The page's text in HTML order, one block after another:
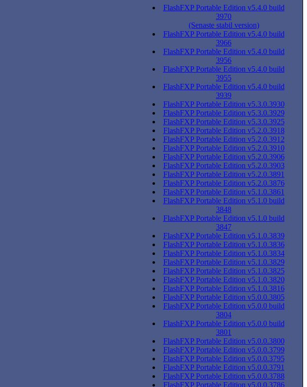
FlashFXP Portable Edition v5.4.0 build
3970
(Senaste stabil version)
FlashFXP Portable Edition v5.4.0 build
3966
FlashFXP Portable Edition v5.4.0 build
3956
FlashFXP Portable Edition v5.4.0 build
3955
FlashFXP Portable Edition v5.4.0 build
3939
FlashFXP Portable Edition v5.3.0.3930
FlashFXP Portable Edition v5.3.0.3929
FlashFXP Portable Edition v5.3.0.3925
FlashFXP Portable Edition v5.2.0.3918
FlashFXP Portable Edition v5.2.0.3912
FlashFXP Portable Edition v5.2.0.3910
FlashFXP Portable Edition v5.2.0.3906
FlashFXP Portable Edition v5.2.0.3903
FlashFXP Portable Edition v5.2.0.3891
FlashFXP Portable Edition v5.2.0.3876
FlashFXP Portable Edition v5.1.0.3861
FlashFXP Portable Edition v5.1.0 build
3848
FlashFXP Portable Edition v5.1.0 build
3847
FlashFXP Portable Edition v5.1.0.3839
FlashFXP Portable Edition v5.1.0.3836
FlashFXP Portable Edition v5.1.0.3834
FlashFXP Portable Edition v5.1.0.3829
FlashFXP Portable Edition v5.1.0.3825
FlashFXP Portable Edition v5.1.0.3820
FlashFXP Portable Edition v5.1.0.3816
FlashFXP Portable Edition v5.0.0.3805
FlashFXP Portable Edition v5.0.0 build
3804
FlashFXP Portable Edition v5.0.0 build
3801
FlashFXP Portable Edition v5.0.0.3800
FlashFXP Portable Edition v5.0.0.3799
FlashFXP Portable Edition v5.0.0.3795
FlashFXP Portable Edition v5.0.0.3791
FlashFXP Portable Edition v5.0.0.3788
FlashFXP Portable Edition v5.0.0.3786